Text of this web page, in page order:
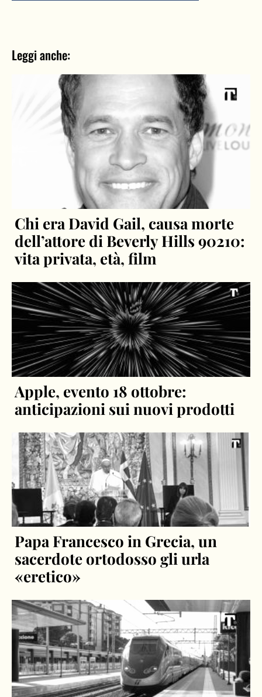
Leggi anche:
Chi era David Gail, causa morte
dell’attore di Beverly Hills 90210:
vita privata, età, film
Apple, evento 18 ottobre:
anticipazioni sui nuovi prodotti
Papa Francesco in Grecia, un
sacerdote ortodosso gli urla
«eretico»